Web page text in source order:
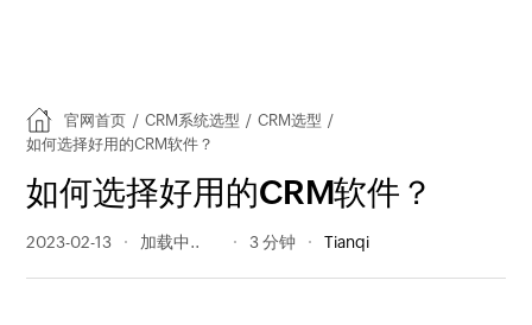
官网首页 / CRM系统选型 / CRM选型 /
如何选择好用的CRM软件？
如何选择好用的CRM软件？
2023-02-13 272 阅读量 3 分钟 Tianqi